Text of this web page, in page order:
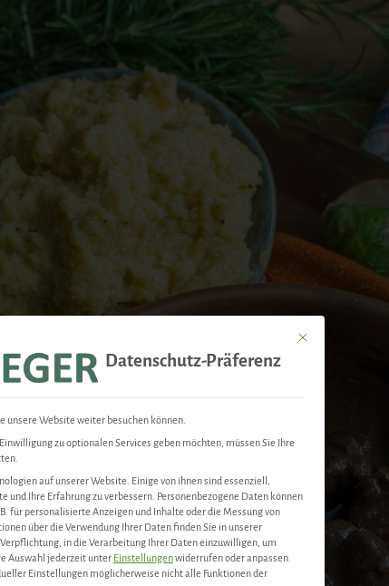
Mit diesem Button
Datenschutz-Präferenz
unsere Website weiter besuchen können.
zu optionalen Services geben möchten, müssen Sie Ihre
auf unserer Website. Einige von ihnen sind essenziell,
und Ihre Erfahrung zu verbessern. Personenbezogene Daten können
für personalisierte Anzeigen und Inhalte oder die Messung von
über die Verwendung Ihrer Daten finden Sie in unserer
in die Verarbeitung Ihrer Daten einzuwilligen, um
Auswahl jederzeit unter Einstellungenwiderrufen oder anpassen.
Einstellungen möglicherweise nicht alle Funktionen der